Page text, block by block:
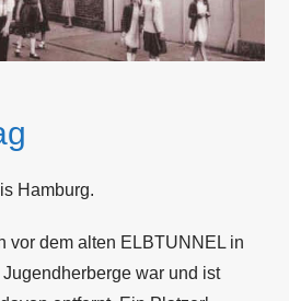
Hamburg.
vor dem alten ELBTUNNEL in
war und ist